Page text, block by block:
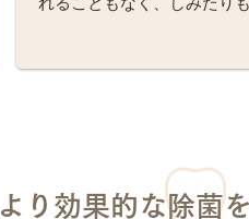
より効果的な除菌